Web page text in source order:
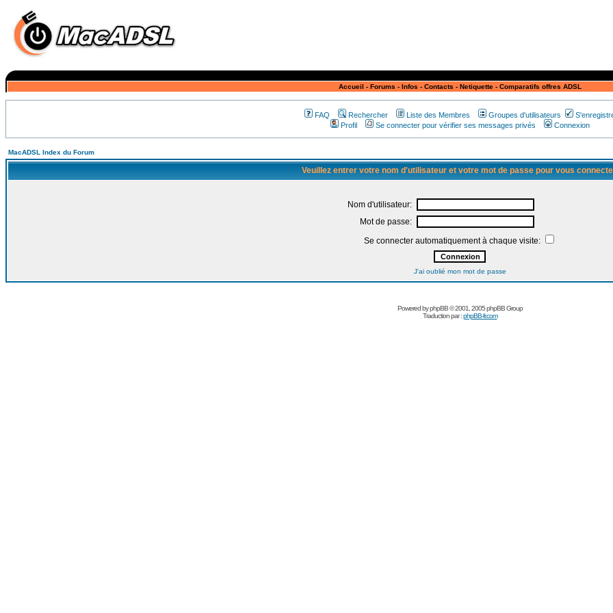
Accueil - Forums - Infos - Contacts - Netiquette- Comparatifs offres ADSL
FAQ Rechercher Liste des Membres Groupes d'utilisateurs
Profil
Se connecter pour vérifier ses messages privés Connexion
MacADSL Index du Forum
Veuillez entrer votre nom d'utilisateur et votre mot de passe pour vous
Nom d'utilisateur:
Mot de passe:
Se connecter automatiquement à chaque visite:
J'ai oublié mon mot de passe
Powered byphpBB© 2001, 2005 phpBB Group
Traduction par :phpBB-fr.com